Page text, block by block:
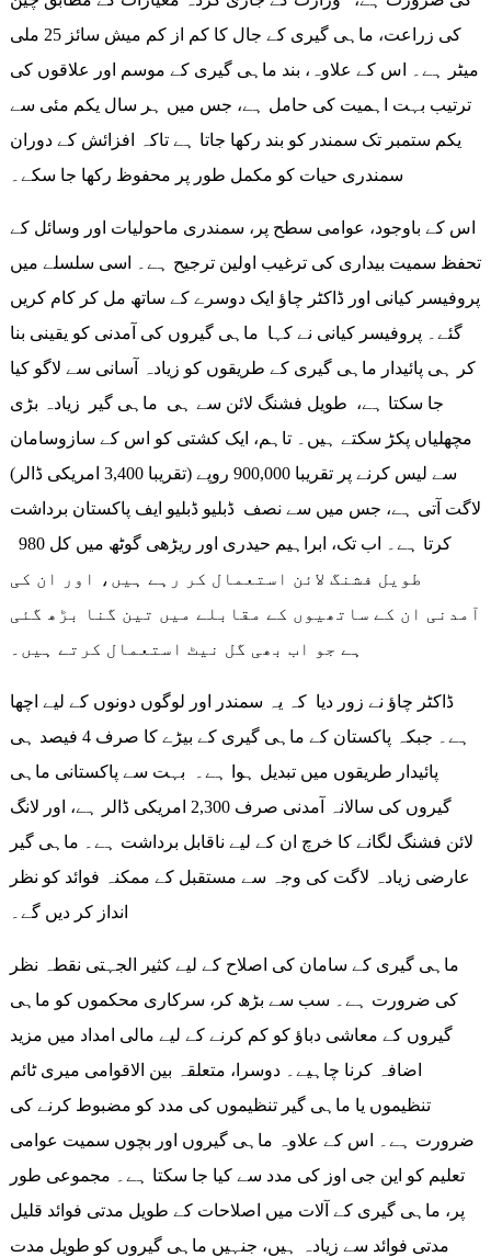
کی زراعت، ماہی گیری کے جال کا کم از کم میش سائز 25 ملی
میٹر ہے۔ اس کے علاوہ، بند ماہی گیری کے موسم اور علاقوں کی
ترتیب بہت اہمیت کی حامل ہے، جس میں ہر سال یکم مئی سے
یکم ستمبر تک سمندر کو بند رکھا جاتا ہے تاکہ افزائش کے دوران
سمندری حیات کو مکمل طور پر محفوظ رکھا جا سکے۔
اس کے باوجود، عوامی سطح پر، سمندری ماحولیات اور وسائل کے
تحفظ سمیت بیداری کی ترغیب اولین ترجیح ہے۔ اسی سلسلے میں
پروفیسر کیانی اور ڈاکٹر چاؤ ایک دوسرے کے ساتھ مل کر کام کریں
گئے۔ پروفیسر کیانی نے کہا ماہی گیروں کی آمدنی کو یقینی بنا
کر ہی پائیدار ماہی گیری کے طریقوں کو زیادہ آسانی سے لاگو کیا
جا سکتا ہے، طویل فشنگ لائن سے ہی ماہی گیر زیادہ بڑی
مچھلیاں پکڑ سکتے ہیں۔ تاہم، ایک کشتی کو اس کے سازوسامان
سے لیس کرنے پر تقریبا 900,000 روپے (تقریبا 3,400 امریکی ڈالر)
لاگت آتی ہے، جس میں سے نصف ڈبلیو ڈبلیو ایف پاکستان برداشت
طویل فشنگ لائن استعمال کر رہے ہیں، اور ان کی
آمدنی ان کے ساتھیوں کے مقابلے میں تین گنا بڑھ گئی
ہے جو اب بھی گل نیٹ استعمال کرتے ہیں۔
ڈاکٹر چاؤ نے زور دیا کہ یہ سمندر اور لوگوں دونوں کے لیے اچھا
ہے۔ جبکہ پاکستان کے ماہی گیری کے بیڑے کا صرف 4 فیصد ہی
پائیدار طریقوں میں تبدیل ہوا ہے۔ بہت سے پاکستانی ماہی
گیروں کی سالانہ آمدنی صرف 2,300 امریکی ڈالر ہے، اور لانگ
لائن فشنگ لگانے کا خرچ ان کے لیے ناقابل برداشت ہے۔ ماہی گیر
عارضی زیادہ لاگت کی وجہ سے مستقبل کے ممکنہ فوائد کو نظر
انداز کر دیں گے۔
ماہی گیری کے سامان کی اصلاح کے لیے کثیر الجہتی نقطہ نظر
کی ضرورت ہے۔ سب سے بڑھ کر، سرکاری محکموں کو ماہی
گیروں کے معاشی دباؤ کو کم کرنے کے لیے مالی امداد میں مزید
اضافہ کرنا چاہیے۔ دوسرا، متعلقہ بین الاقوامی میری ٹائم
تنظیموں یا ماہی گیر تنظیموں کی مدد کو مضبوط کرنے کی
ضرورت ہے۔ اس کے علاوہ ماہی گیروں اور بچوں سمیت عوامی
تعلیم کو این جی اوز کی مدد سے کیا جا سکتا ہے۔ مجموعی طور
پر، ماہی گیری کے آلات میں اصلاحات کے طویل مدتی فوائد قلیل
مدتی فوائد سے زیادہ ہیں، جنہیں ماہی گیروں کو طویل مدت